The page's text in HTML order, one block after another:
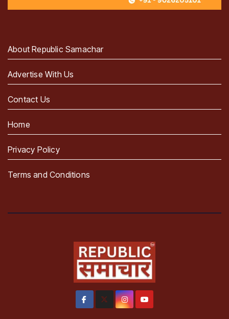
About Republic Samachar
Advertise With Us
Contact Us
Home
Privacy Policy
Terms and Conditions